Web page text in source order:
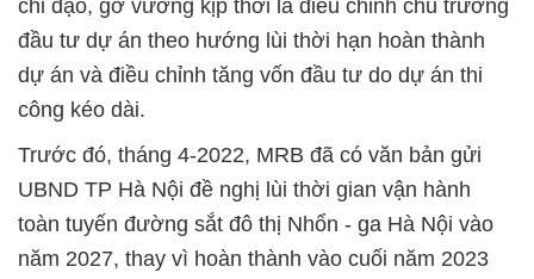
chỉ đạo, gỡ vướng kịp thời là điều chỉnh chủ trương
đầu tư dự án theo hướng lùi thời hạn hoàn thành
dự án và điều chỉnh tăng vốn đầu tư do dự án thi
công kéo dài.
Trước đó, tháng 4-2022, MRB đã có văn bản gửi
UBND TP Hà Nội đề nghị lùi thời gian vận hành
toàn tuyến đường sắt đô thị Nhổn - ga Hà Nội vào
năm 2027, thay vì hoàn thành vào cuối năm 2023